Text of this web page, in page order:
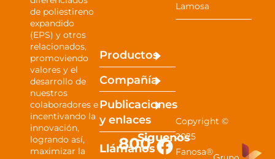
de poliestireno
expandido
(EPS) y otros
relacionados,
promoviendo
valores y el
desarrollo de
nuestros
colaboradores e
incentivando la
innovación,
logrando así,
maximizar la
Productos
Compañía
Publicaciones
yenlaces
Llámanos
800Siguenos
Copyright ©
2025
Fanosa®
Lamosa